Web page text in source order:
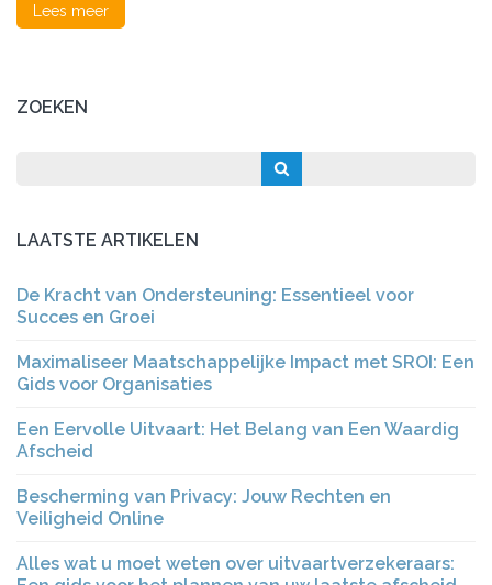
Lees meer
ZOEKEN
LAATSTE ARTIKELEN
De Kracht van Ondersteuning: Essentieel voor
Succes en Groei
Maximaliseer Maatschappelijke Impact met SROI: Een
Gids voor Organisaties
Een Eervolle Uitvaart: Het Belang van Een Waardig
Afscheid
Bescherming van Privacy: Jouw Rechten en
Veiligheid Online
Alles wat u moet weten over uitvaartverzekeraars: